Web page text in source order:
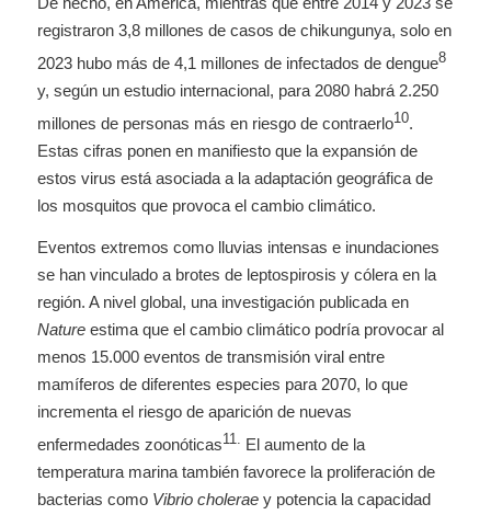
registraron 3,8 millones de casos de chikungunya, solo en
2023 hubo más de 4,1 millones de infectados de dengue8
y, según un estudio internacional, para 2080 habrá 2.250
millones de personas más en riesgo de contraerlo10.
Estas cifras ponen en manifiesto que la expansión de
estos virus está asociada a la adaptación geográfica de
los mosquitos que provoca el cambio climático.
Eventos extremos como lluvias intensas e inundaciones
se han vinculado a brotes de leptospirosis y cólera en la
región. A nivel global, una investigación publicada en
Natureestima que el cambio climático podría provocar al
menos 15.000 eventos de transmisión viral entre
mamíferos de diferentes especies para 2070, lo que
incrementa el riesgo de aparición de nuevas
enfermedades zoonóticas11.
El aumento de la
temperatura marina también favorece la proliferación de
bacterias como Vibrio choleraey potencia la capacidad